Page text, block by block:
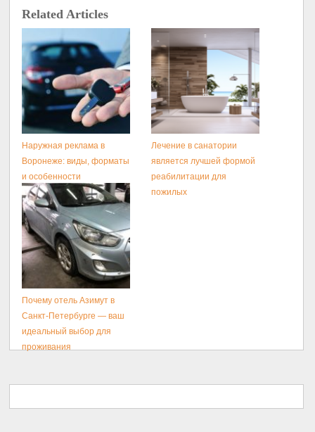
Related Articles
Наружная реклама в
Воронеже: виды, форматы
и особенности
размещения
Лечение в санатории
является лучшей формой
реабилитации для
пожилых
Почему отель Азимут в
Санкт-Петербурге — ваш
идеальный выбор для
проживания